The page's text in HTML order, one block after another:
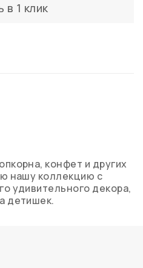
в 1 клик
конфет и других
нашу коллекцию с
удивительного декора,
детишек.